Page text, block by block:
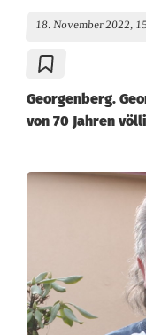
18. November 2022,
Georgenberg.
von 70 Jahren
N
h
r